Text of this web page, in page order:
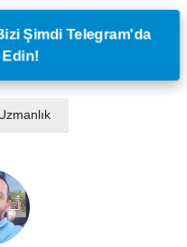
Şimdi Telegram'da
Edin!